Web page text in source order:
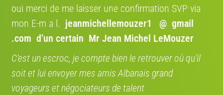
€ 270
Garmin Edge 850 Sava
2021 · Course
oui merci de me laisser une confirmation SVP via
mon E-m a l. jeanmichellemouzer1 @ gmail
.com d’un certain Mr Jean Michel LeMouzer
C’est un escroc, je compte bien le retrouver où qu’il
soit et lui envoyer mes amis Albanais grand
voyageurs et négociateurs de talent